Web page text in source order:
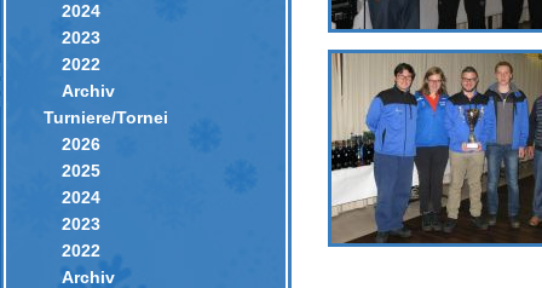
2024
2023
2022
Archiv
Turniere/Tornei
2026
2025
2024
2023
2022
Archiv